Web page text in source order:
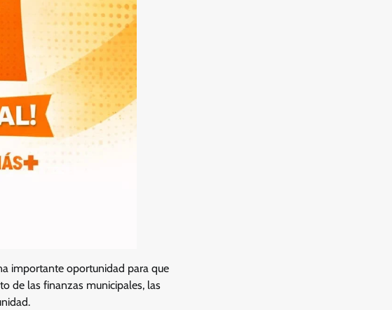
importante oportunidad para que
de las finanzas municipales, las